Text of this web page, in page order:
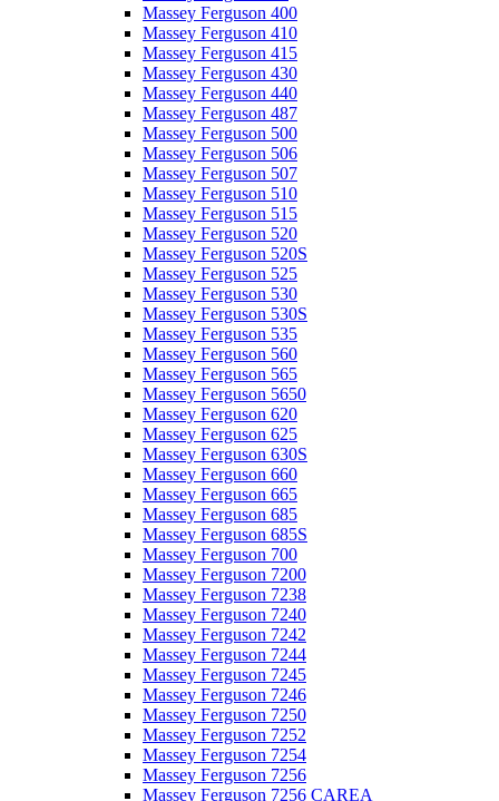
Massey Ferguson 400
Massey Ferguson 410
Massey Ferguson 415
Massey Ferguson 430
Massey Ferguson 440
Massey Ferguson 487
Massey Ferguson 500
Massey Ferguson 506
Massey Ferguson 507
Massey Ferguson 510
Massey Ferguson 515
Massey Ferguson 520
Massey Ferguson 520S
Massey Ferguson 525
Massey Ferguson 530
Massey Ferguson 530S
Massey Ferguson 535
Massey Ferguson 560
Massey Ferguson 565
Massey Ferguson 5650
Massey Ferguson 620
Massey Ferguson 625
Massey Ferguson 630S
Massey Ferguson 660
Massey Ferguson 665
Massey Ferguson 685
Massey Ferguson 685S
Massey Ferguson 700
Massey Ferguson 7200
Massey Ferguson 7238
Massey Ferguson 7240
Massey Ferguson 7242
Massey Ferguson 7244
Massey Ferguson 7245
Massey Ferguson 7246
Massey Ferguson 7250
Massey Ferguson 7252
Massey Ferguson 7254
Massey Ferguson 7256
Massey Ferguson 7256 CAREA